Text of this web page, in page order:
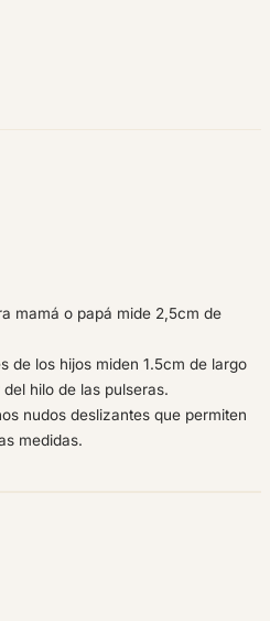
mamá o papá mide 2,5cm de
de los hijos miden 1.5cm de largo
hilo de las pulseras.
nudos deslizantes que permiten
medidas.